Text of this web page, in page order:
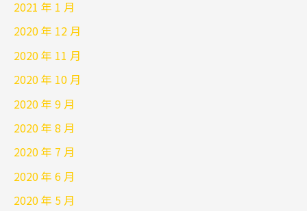
2021 年 1 月
2020 年 12 月
2020 年 11 月
2020 年 10 月
2020 年 9 月
2020 年 8 月
2020 年 7 月
2020 年 6 月
2020 年 5 月